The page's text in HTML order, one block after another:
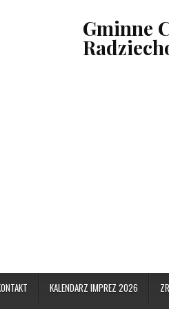
Gminne
KALENDARZ IMPREZ 2026